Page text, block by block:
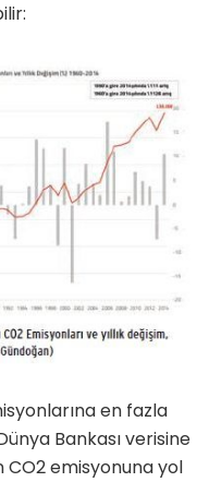
en fazla
Bankası verisine
CO2 emisyonuna yol